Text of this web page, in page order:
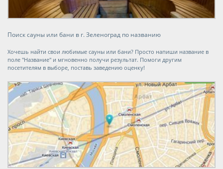
Поиск сауны или бани в г. Зеленоград по названию
Хочешь найти свои любимые сауны или бани? Просто напиши название в
поле "Название" и мгновенно получи результат. Помоги другим
посетителям в выборе, поставь заведению оценку!